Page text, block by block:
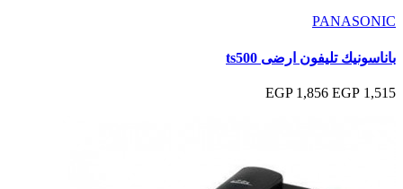
PANASONIC
باناسونيك تليفون ارضى ts500
1,515 EGP
1,856 EGP